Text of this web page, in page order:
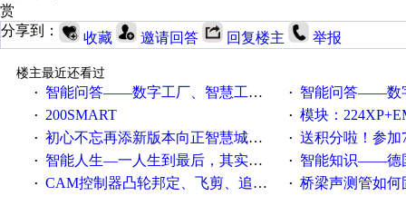
赏
分享到：
收藏 邀请回答 回复楼主 举报
楼主最近还看过
·
智能问答——数字工厂、智慧工厂和智能制造三者的区别是什么？ · 智能问答——数字化工厂与
· 200SMART · 模块：
· 初心不忘再添新版本向正智慧城市云展厅3.0版亮相 · 送积分啦！参加7月6日
· 智能人生—一人生到最后，其实拼的都是人品 · 智能知识——德国工业崛起
· CAM控制器凸轮邦定、飞剪、追剪等C功能块 · 桥梁声测管如何固